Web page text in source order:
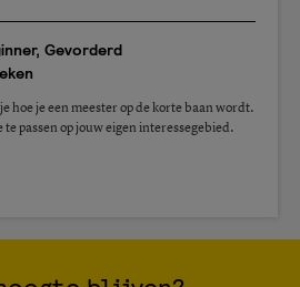
Gevorderd
hoe je een meester op de korte baan wordt.
passen op jouw eigen interessegebied.